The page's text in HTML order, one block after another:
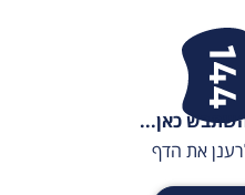
כאן...
את הדף